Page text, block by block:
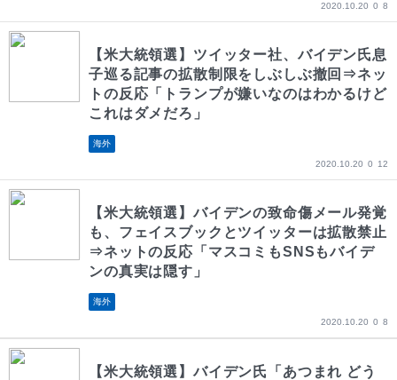
2020.10.20 0 8
【米大統領選】ツイッター社、バイデン氏息
子巡る記事の拡散制限をしぶしぶ撤回⇒ネッ
トの反応「トランプが嫌いなのはわかるけど
これはダメだろ」
海外
2020.10.20 0 12
【米大統領選】バイデンの致命傷メール発覚
も、フェイスブックとツイッターは拡散禁止
⇒ネットの反応「マスコミもSNSもバイデ
ンの真実は隠す」
海外
2020.10.20 0 8
【米大統領選】バイデン氏「あつまれ どう